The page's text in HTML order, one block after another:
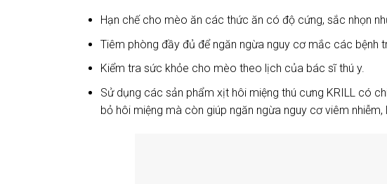
Hạn chế cho mèo ăn các thức ăn có độ cứng, sắc nhọn
Tiêm phòng đầy đủ để ngăn ngừa nguy cơ mắc các bệnh
Kiểm tra sức khỏe cho mèo theo lịch của bác sĩ thú y.
Sử dụng các sản phẩm xịt hôi miệng thú cưng KRILL có
bỏ hôi miệng mà còn giúp ngăn ngừa nguy cơ viêm